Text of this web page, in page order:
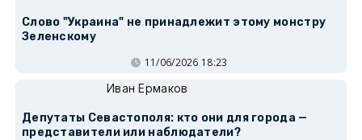
Слово "Украина" не принадлежит этому монстру
Зеленскому
11/06/2026 18:23
Иван Ермаков
Депутаты Севастополя: кто они для города —
представители или наблюдатели?